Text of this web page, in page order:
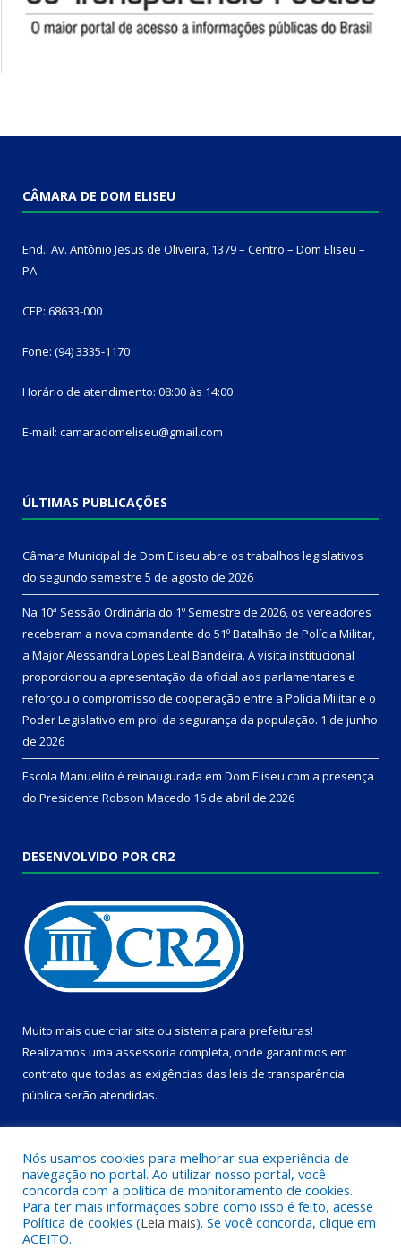
CÂMARA DE DOM ELISEU
End.: Av. Antônio Jesus de Oliveira, 1379 – Centro – Dom Eliseu –
PA
CEP: 68633-000
Fone: (94) 3335-1170
Horário de atendimento: 08:00 às 14:00
E-mail: camaradomeliseu@gmail.com
ÚLTIMAS PUBLICAÇÕES
Câmara Municipal de Dom Eliseu abre os trabalhos legislativos
do segundo semestre 5 de agosto de 2026
Na 10ª Sessão Ordinária do 1º Semestre de 2026, os vereadores
receberam a nova comandante do 51º Batalhão de Polícia Militar,
a Major Alessandra Lopes Leal Bandeira. A visita institucional
proporcionou a apresentação da oficial aos parlamentares e
reforçou o compromisso de cooperação entre a Polícia Militar e o
Poder Legislativo em prol da segurança da população. 1 de junho
de 2026
Escola Manuelito é reinaugurada em Dom Eliseu com a presença
do Presidente Robson Macedo 16 de abril de 2026
DESENVOLVIDO POR CR2
Muito mais que criar site ou sistema para prefeituras!
Realizamos uma assessoria completa, onde garantimos em
contrato que todas as exigências das leis de transparência
pública serão atendidas.
Todos os direitos reservados a Câmara Municipal de Dom Eliseu.
Nós usamos cookies para melhorar sua experiência de
navegação no portal. Ao utilizar nosso portal, você
concorda com a política de monitoramento de cookies.
Para ter mais informações sobre como isso é feito, acesse
Política de cookies (Leia mais). Se você concorda, clique em
ACEITO.